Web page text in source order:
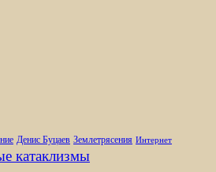
Денис Буцаев Землетрясения Интернет
катаклизмы